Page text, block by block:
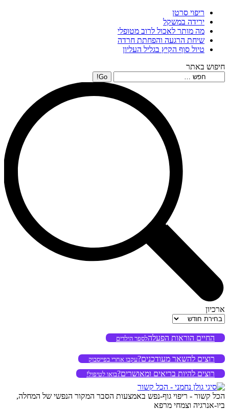
ריפוי סרטן
ירידה במשקל
מה מותר לאכול לרוב מטופלי
שיחת הרגעה והפחתת חרדה
טיול סוף הקיץ בגליל העליון
חיפוש באתר
Search:
ארכיון
ארכיון
החיים הוראות הפעלהלספר הילדים
רוצים להשאר מעודכנים?עקבו אחרי בפייסבוק
רוצים להיות בריאים ומאושרים?בואו לטיפול!
הכל קשור - ריפוי גוף-נפש באמצעות הסבר המקור הנפשי של המחלה,
ביו-אנרגיה וצמחי מרפא